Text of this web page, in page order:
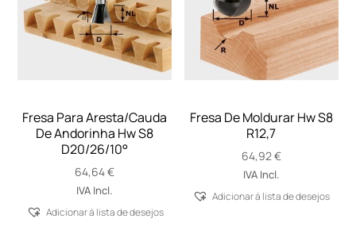
Fresa Para Aresta/Cauda
De Andorinha Hw S8
D20/26/10°
64,64€
IVA Incl.
Adicionar á lista de desejos
Fresa De Moldurar Hw S8
R12,7
64,92€
IVA Incl.
Adicionar á lista de desejos